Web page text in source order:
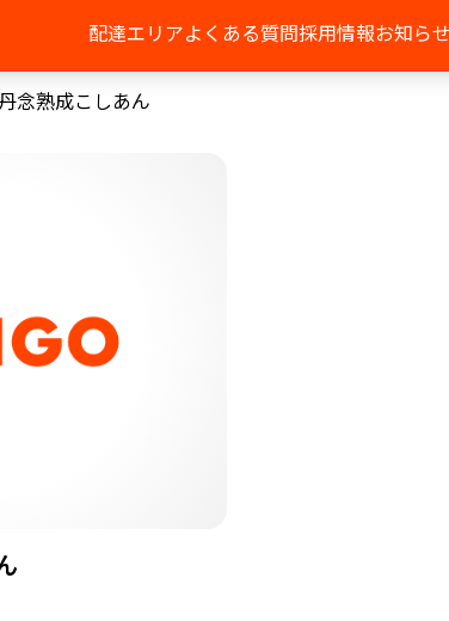
配達エリアよくある質問採用情報お知らせ
念熟成こしあん